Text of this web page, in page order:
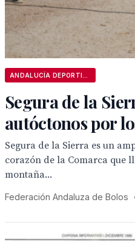
Segura de la
autóctonos por
Segura de la Sierra es un
corazón de la Comarca que
montaña...
Federación Andaluza de Bolos